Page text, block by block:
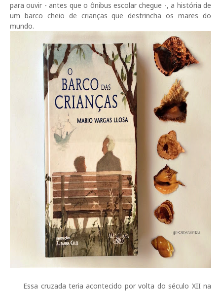
para ouvir - antes que o ônibus escolar chegue -, a história de
um barco cheio de crianças que destrincha os mares do
mundo.
Essa cruzada teria acontecido por volta do século XII na